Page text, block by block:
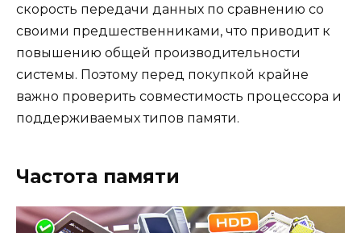
скорость передачи данных по сравнению со
своими предшественниками, что приводит к
повышению общей производительности
системы. Поэтому перед покупкой крайне
важно проверить совместимость процессора и
поддерживаемых типов памяти.
Частота памяти